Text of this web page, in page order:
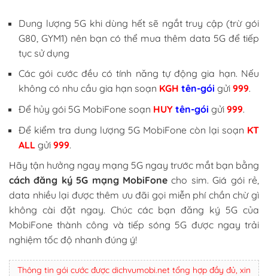
Dung lượng 5G khi dùng hết sẽ ngắt truy cập (trừ gói
G80, GYM1) nên bạn có thể mua thêm data 5G để tiếp
tục sử dụng
Các gói cước đều có tính năng tự động gia hạn. Nếu
không có nhu cầu gia hạn soạn KGH tên-gói gửi 999.
Để hủy gói 5G MobiFone soạn HUY tên-gói gửi 999.
Để kiểm tra dung lượng 5G MobiFone còn lại soạn KT
ALL gửi 999.
Hãy tận hưởng ngay mạng 5G ngay trước mắt bạn bằng
cách đăng ký 5G mạng MobiFone cho sim. Giá gói rẻ,
data nhiều lại được thêm ưu đãi gọi miễn phí chần chừ gì
không cài đặt ngay. Chúc các bạn đăng ký 5G của
MobiFone thành công và tiếp sóng 5G được ngay trải
nghiệm tốc độ nhanh đúng ý!
Thông tin gói cước được dichvumobi.net tổng hợp đầy đủ, xin